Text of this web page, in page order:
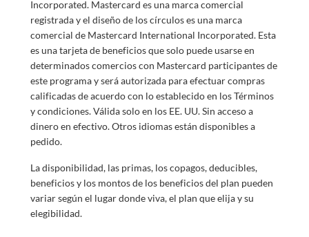
Incorporated. Mastercard es una marca comercial
registrada y el diseño de los círculos es una marca
comercial de Mastercard International Incorporated. Esta
es una tarjeta de beneficios que solo puede usarse en
determinados comercios con Mastercard participantes de
este programa y será autorizada para efectuar compras
calificadas de acuerdo con lo establecido en los Términos
y condiciones. Válida solo en los EE. UU. Sin acceso a
dinero en efectivo. Otros idiomas están disponibles a
pedido.
La disponibilidad, las primas, los copagos, deducibles,
beneficios y los montos de los beneficios del plan pueden
variar según el lugar donde viva, el plan que elija y su
elegibilidad.